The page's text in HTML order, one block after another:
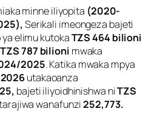
minne iliyopita (2020-
Serikali imeongeza bajeti
elimu kutokaTZS 464 bilioni
TZS 787 bilioni mwaka
2025. Katika mwaka mpya
utakaoanza
bajeti iliyoidhinishwa niTZS
wanafunzi252,773.